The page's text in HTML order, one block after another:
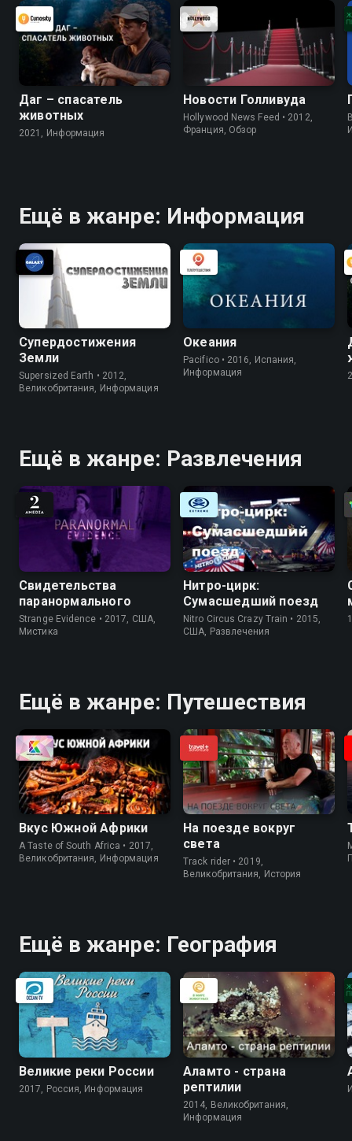
Даг – спасатель
животных
2021, Информация
Новости Голливуда
Hollywood News Feed • 2012,
Франция, Обзор
Ещё в жанре: Информация
Супердостижения
Земли
Supersized Earth • 2012,
Великобритания, Информация
Океания
Pacifico • 2016, Испания,
Информация
Ещё в жанре: Развлечения
Свидетельства
паранормального
Strange Evidence • 2017, США,
Мистика
Нитро-цирк:
Сумасшедший поезд
Nitro Circus Crazy Train • 2015,
США, Развлечения
Ещё в жанре: Путешествия
Вкус Южной Африки
A Taste of South Africa • 2017,
Великобритания, Информация
На поезде вокруг
света
Track rider • 2019,
Великобритания, История
Ещё в жанре: География
Великие реки России
2017, Россия, Информация
Аламто - страна
рептилии
2014, Великобритания,
Информация